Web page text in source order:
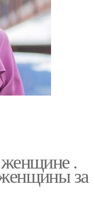
женщине .
за